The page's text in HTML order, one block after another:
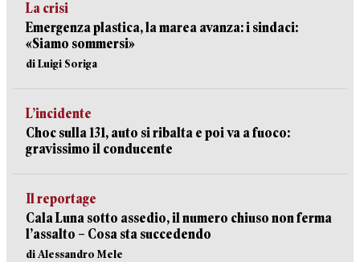
La crisi
Emergenza plastica, la marea avanza: i sindaci:
«Siamo sommersi»
di Luigi Soriga
L’incidente
Choc sulla 131, auto si ribalta e poi va a fuoco:
gravissimo il conducente
Il reportage
Cala Luna sotto assedio, il numero chiuso non ferma
l’assalto – Cosa sta succedendo
di Alessandro Mele